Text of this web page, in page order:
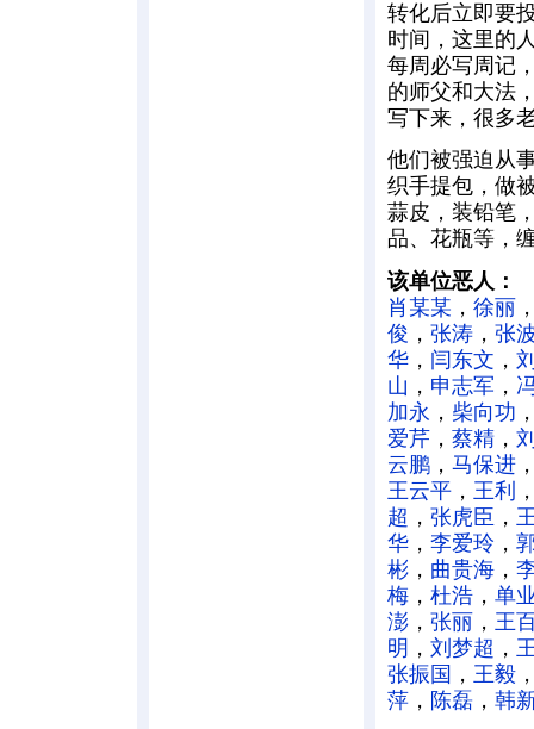
转化后立即要
时间，这里的
每周必写周记
的师父和大法
写下来，很多
他们被强迫从
织手提包，做
蒜皮，装铅笔
品、花瓶等，
该单位恶人：
肖某某 ， 徐丽
俊 ， 张涛 ， 张
华 ， 闫东文 ，
山 ， 申志军 ，
加永 ， 柴向功
爱芹 ， 蔡精 ，
云鹏 ， 马保进
王云平 ， 王利
超 ， 张虎臣 ，
华 ， 李爱玲 ，
彬 ， 曲贵海 ，
梅 ， 杜浩 ， 单
澎 ， 张丽 ， 王
明 ， 刘梦超 ，
张振国 ， 王毅
萍 ， 陈磊 ， 韩